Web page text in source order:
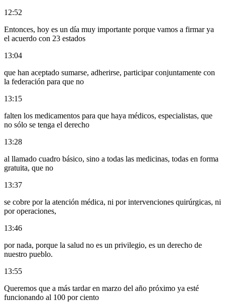
12:52
Entonces, hoy es un día muy importante porque vamos a firmar ya
el acuerdo con 23 estados
13:04
que han aceptado sumarse, adherirse, participar conjuntamente con
la federación para que no
13:15
falten los medicamentos para que haya médicos, especialistas, que
no sólo se tenga el derecho
13:28
al llamado cuadro básico, sino a todas las medicinas, todas en forma
gratuita, que no
13:37
se cobre por la atención médica, ni por intervenciones quirúrgicas, ni
por operaciones,
13:46
por nada, porque la salud no es un privilegio, es un derecho de
nuestro pueblo.
13:55
Queremos que a más tardar en marzo del año próximo ya esté
funcionando al 100 por ciento